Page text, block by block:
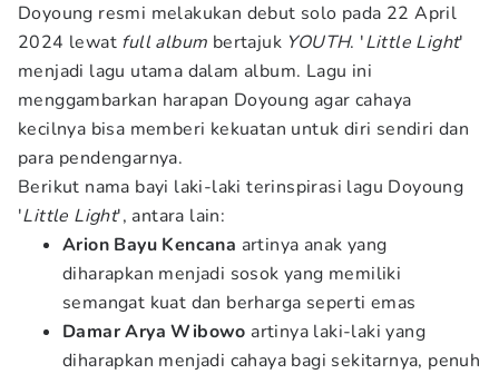
Doyoung resmi melakukan debut solo pada 22 April
2024 lewat full album bertajuk YOUTH. 'Little Light'
menjadi lagu utama dalam album. Lagu ini
menggambarkan harapan Doyoung agar cahaya
kecilnya bisa memberi kekuatan untuk diri sendiri dan
para pendengarnya.
Berikut nama bayi laki-laki terinspirasi lagu Doyoung
'Little Light', antara lain:
Arion Bayu Kencana artinya anak yang
diharapkan menjadi sosok yang memiliki
semangat kuat dan berharga seperti emas
Damar Arya Wibowo artinya laki-laki yang
diharapkan menjadi cahaya bagi sekitarnya, penuh